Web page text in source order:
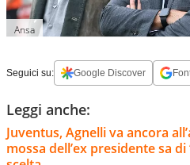
Ansa
Seguici su: Google Discover
Leggi anche:
Juventus, Agnelli va ancora
mossa dell’ex presidente sa